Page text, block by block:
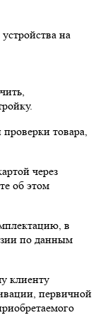
на
товара,
через
об этом
в
по данным
клиенту
первичной